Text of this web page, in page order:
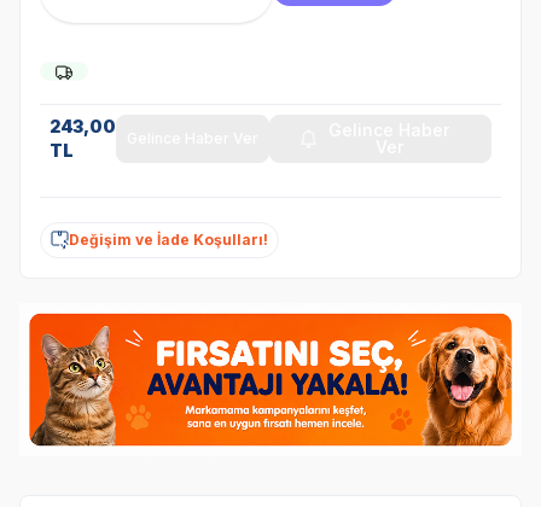
243,00
TL
Değişim ve İade Koşulları!